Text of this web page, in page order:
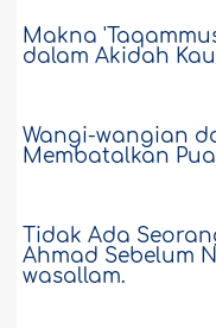
Makna
dalam Akidah
Wangi-wangian
Membatalkan
Tidak Ada
Ahmad Sebelum
wasallam.